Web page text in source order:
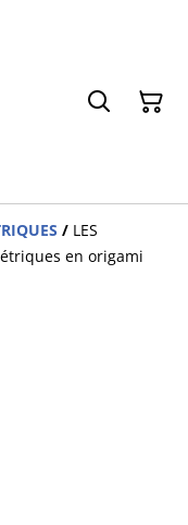
/ LES
en origami